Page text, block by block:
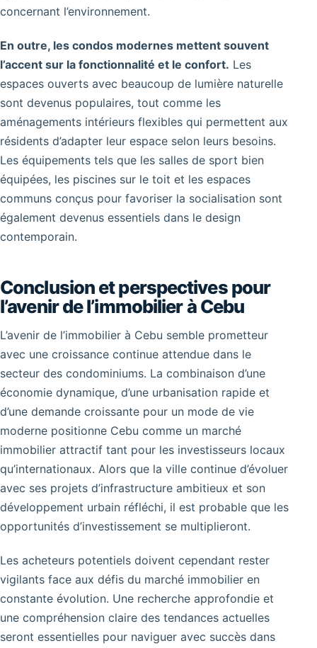
concernant l’environnement.
En outre, les condos modernes mettent souvent
l’accent sur la fonctionnalité et le confort. Les
espaces ouverts avec beaucoup de lumière naturelle
sont devenus populaires, tout comme les
aménagements intérieurs flexibles qui permettent aux
résidents d’adapter leur espace selon leurs besoins.
Les équipements tels que les salles de sport bien
équipées, les piscines sur le toit et les espaces
communs conçus pour favoriser la socialisation sont
également devenus essentiels dans le design
contemporain.
Conclusion et perspectives pour
l’avenir de l’immobilier à Cebu
L’avenir de l’immobilier à Cebu semble prometteur
avec une croissance continue attendue dans le
secteur des condominiums. La combinaison d’une
économie dynamique, d’une urbanisation rapide et
d’une demande croissante pour un mode de vie
moderne positionne Cebu comme un marché
immobilier attractif tant pour les investisseurs locaux
qu’internationaux. Alors que la ville continue d’évoluer
avec ses projets d’infrastructure ambitieux et son
développement urbain réfléchi, il est probable que les
opportunités d’investissement se multiplieront.
Les acheteurs potentiels doivent cependant rester
vigilants face aux défis du marché immobilier en
constante évolution. Une recherche approfondie et
une compréhension claire des tendances actuelles
seront essentielles pour naviguer avec succès dans